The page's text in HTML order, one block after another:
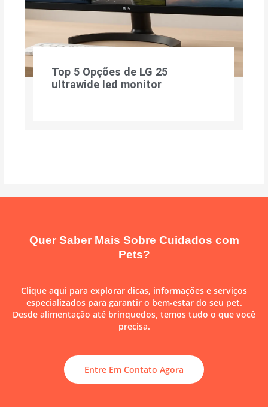
Top 5 Opções de LG 25
ultrawide led monitor
Quer Saber Mais Sobre Cuidados com
Pets?
Clique aqui para explorar dicas, informações e serviços
especializados para garantir o bem-estar do seu pet.
Desde alimentação até brinquedos, temos tudo o que você
precisa.
Entre Em Contato Agora